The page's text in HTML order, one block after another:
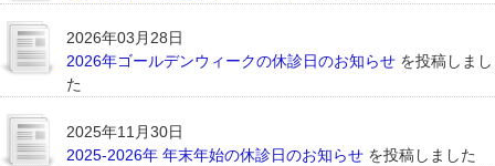
2026年03月28日
2026年ゴールデンウィークの休診日のお知らせ を投稿しまし
た
2025年11月30日
2025-2026年 年末年始の休診日のお知らせ を投稿しました